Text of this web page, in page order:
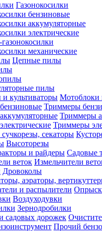
Газонокосилки
бензиновые
аккумуляторные
электрические
механические
Цепные пилы
пилы
Мотоблоки
Триммеры
Триммеры
Триммеры
Высоторезы
Садовые
Измельчители
Дровоколы
Воздуходувки
Зернодробилки
Прочий